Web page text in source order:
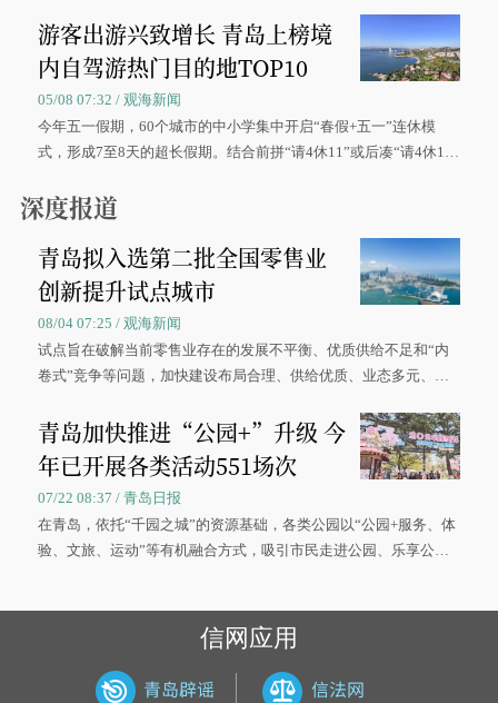
游客出游兴致增长 青岛上榜境
内自驾游热门目的地TOP10
05/08 07:32 / 观海新闻
今年五一假期，60个城市的中小学集中开启“春假+五一”连休模
式，形成7至8天的超长假期。结合前拼“请4休11”或后凑“请4休1
深度报道
青岛拟入选第二批全国零售业
创新提升试点城市
08/04 07:25 / 观海新闻
试点旨在破解当前零售业存在的发展不平衡、优质供给不足和“内
卷式”竞争等问题，加快建设布局合理、供给优质、业态多元、智
青岛加快推进“公园+”升级 今
年已开展各类活动551场次
07/22 08:37 / 青岛日报
在青岛，依托“千园之城”的资源基础，各类公园以“公园+服务、体
验、文旅、运动”等有机融合方式，吸引市民走进公园、乐享公
信网应用